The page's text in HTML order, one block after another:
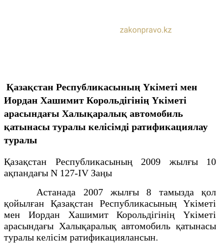
Қазақстан Республикасының Үкіметі мен
Иордан Хашимит Корольдігінің Үкіметі
арасындағы Халықаралық автомобиль
қатынасы туралы келісімді ратификациялау
туралы
Қазақстан Республикасының 2009 жылғы 10
ақпандағы N 127-IV Заңы
Астанада 2007 жылғы 8 тамызда қол
қойылған Қазақстан Республикасының Үкіметі
мен Иордан Хашимит Корольдігінің Үкіметі
арасындағы Халықаралық автомобиль қатынасы
туралы келісім ратификациялансын.